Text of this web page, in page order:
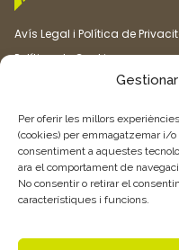
Per oferir les millors
(cookies) per emmagatzemar i/
consentiment a aquestes
ara el comportament de
No consentir o retirar el
característiques i funcions.
Avís Legal i Política de
Política de Cookies
Vull rebre més